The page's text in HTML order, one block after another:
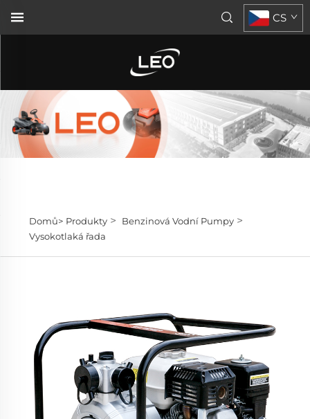
CS
Domů> Produkty> Benzinová Vodní Pumpy>
Vysokotlaká řada